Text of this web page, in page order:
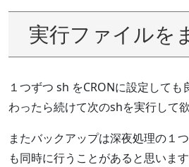
実行ファイルを
１つずつ sh をCRONに設定して
わったら続けて次のshを実行して
またバックアップは深夜処理の１
も同時に行うことがあると思います